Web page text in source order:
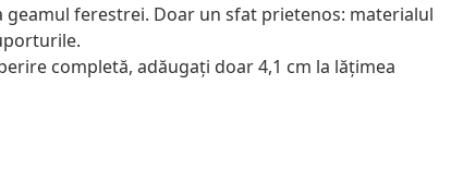
ferestrei. Doar un sfat prietenos: materialul
completă, adăugați doar 4,1 cm la lățimea